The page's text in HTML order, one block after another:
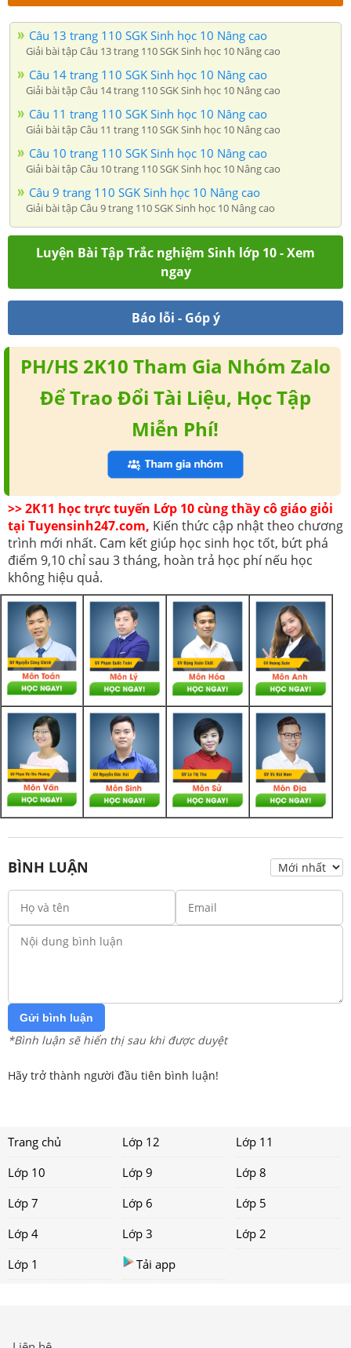
Câu 13 trang 110 SGK Sinh học 10 Nâng cao
Giải bài tập Câu 13 trang 110 SGK Sinh học 10 Nâng cao
Câu 14 trang 110 SGK Sinh học 10 Nâng cao
Giải bài tập Câu 14 trang 110 SGK Sinh học 10 Nâng cao
Câu 11 trang 110 SGK Sinh học 10 Nâng cao
Giải bài tập Câu 11 trang 110 SGK Sinh học 10 Nâng cao
Câu 10 trang 110 SGK Sinh học 10 Nâng cao
Giải bài tập Câu 10 trang 110 SGK Sinh học 10 Nâng cao
Câu 9 trang 110 SGK Sinh học 10 Nâng cao
Giải bài tập Câu 9 trang 110 SGK Sinh học 10 Nâng cao
Luyện Bài Tập Trắc nghiệm Sinh lớp 10 - Xem
ngay
Báo lỗi - Góp ý
PH/HS 2K10 Tham Gia Nhóm Zalo
Để Trao Đổi Tài Liệu, Học Tập
Miễn Phí!
>> 2K11 học trực tuyến Lớp 10 cùng thầy cô giáo giỏi
tại Tuyensinh247.com, Kiến thức cập nhật theo chương
trình mới nhất. Cam kết giúp học sinh học tốt, bứt phá
điểm 9,10 chỉ sau 3 tháng, hoàn trả học phí nếu học
không hiệu quả.
BÌNH LUẬN
Gửi bình luận
*Bình luận sẽ hiển thị sau khi được duyệt
Hãy trở thành người đầu tiên bình luận!
Trang chủ Lớp 12
Lớp 11
Lớp 10
Lớp 9
Lớp 8
Lớp 7
Lớp 6
Lớp 5
Lớp 4
Lớp 3
Lớp 2
Lớp 1
Tải app